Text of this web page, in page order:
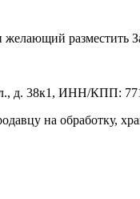
разместить
д. 38к1, ИНН/КПП:
на обработку,